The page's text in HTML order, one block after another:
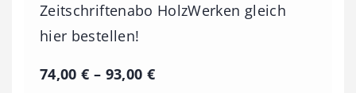
Zeitschriftenabo HolzWerken gleich
hier bestellen!
74,00€ – 93,00 €P